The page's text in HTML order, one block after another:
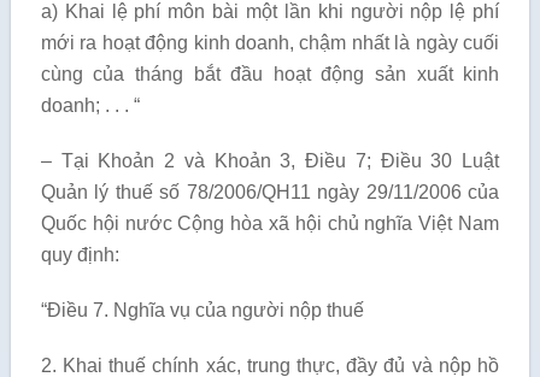
a) Khai lệ phí môn bài một lần khi người nộp lệ phí
mới ra hoạt động kinh doanh, chậm nhất là ngày cuối
cùng của tháng bắt đầu hoạt động sản xuất kinh
doanh; . . . “
– Tại Khoản 2 và Khoản 3, Điều 7; Điều 30 Luật
Quản lý thuế số 78/2006/QH11 ngày 29/11/2006 của
Quốc hội nước Cộng hòa xã hội chủ nghĩa Việt Nam
quy định:
“Điều 7. Nghĩa vụ của người nộp thuế
2. Khai thuế chính xác, trung thực, đầy đủ và nộp hồ